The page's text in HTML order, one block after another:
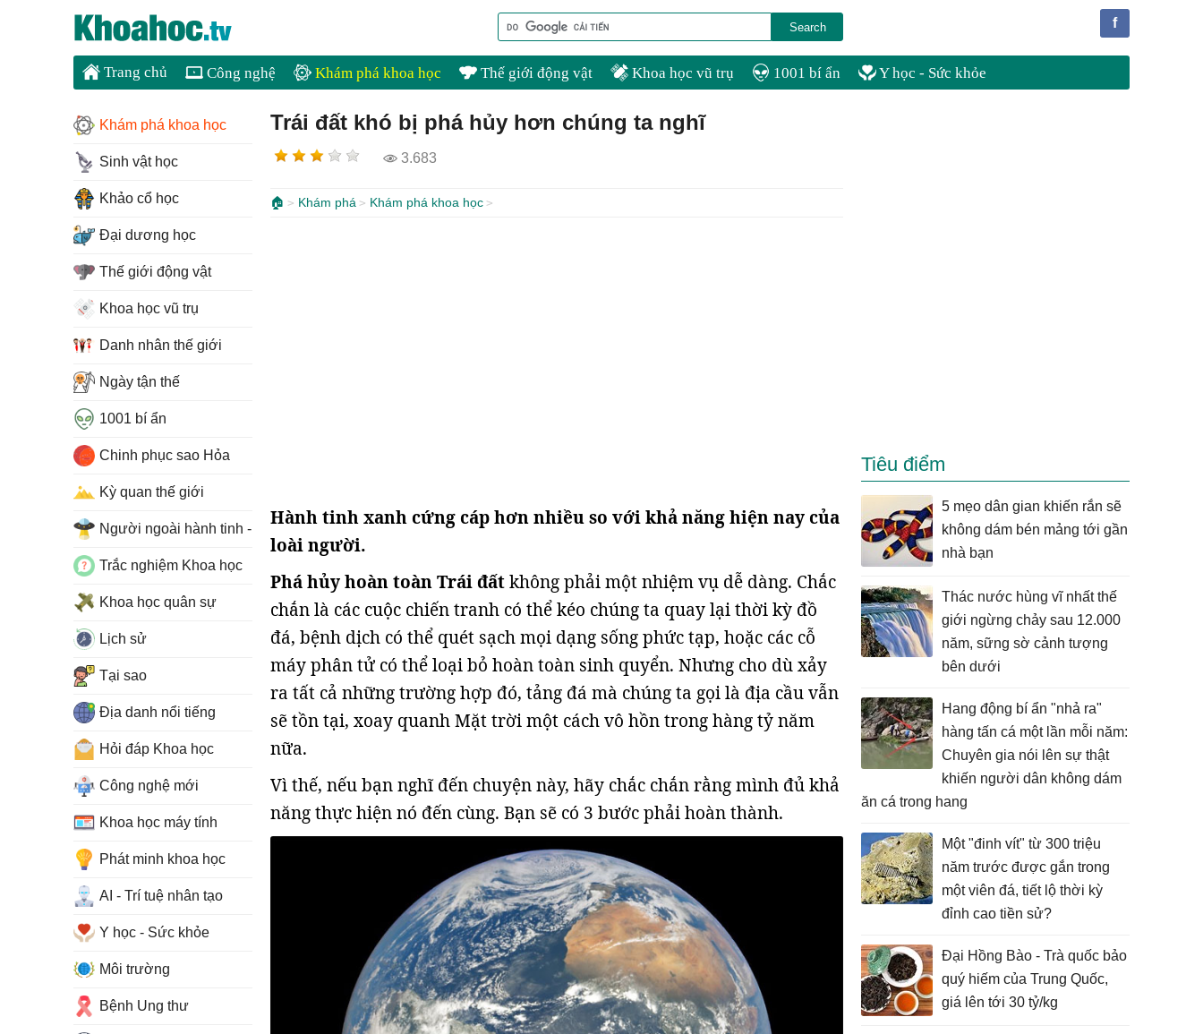
f
Trang chủ Công nghệ Khám phá khoa học Thế giới động vật Khoa học vũ trụ 1001 bí ẩn Y học - Sức khỏe
Trái đất khó bị phá hủy hơn chúng ta nghĩ
3.683
🏠 Khám phá Khám phá khoa học
Hành tinh xanh cứng cáp hơn nhiều so với khả năng hiện nay của
loài người.
Phá hủy hoàn toàn Trái đấtkhông phải một nhiệm vụ dễ dàng. Chắc
chắn là các cuộc chiến tranh có thể kéo chúng ta quay lại thời kỳ đồ
đá, bệnh dịch có thể quét sạch mọi dạng sống phức tạp, hoặc các cỗ
máy phân tử có thể loại bỏ hoàn toàn sinh quyển. Nhưng cho dù xảy
ra tất cả những trường hợp đó, tảng đá mà chúng ta gọi là địa cầu vẫn
sẽ tồn tại, xoay quanh Mặt trời một cách vô hồn trong hàng tỷ năm
nữa.
Vì thế, nếu bạn nghĩ đến chuyện này, hãy chắc chắn rằng mình đủ khả
năng thực hiện nó đến cùng. Bạn sẽ có 3 bước phải hoàn thành.
Tiêu điểm
5 mẹo dân gian khiến rắn sẽ
không dám bén mảng tới gần
nhà bạn
Thác nước hùng vĩ nhất thế
giới ngừng chảy sau 12.000
năm, sững sờ cảnh tượng
bên dưới
Hang động bí ẩn "nhả ra"
hàng tấn cá một lần mỗi năm:
Chuyên gia nói lên sự thật
khiến người dân không dám
ăn cá trong hang
Một "đinh vít" từ 300 triệu
năm trước được gắn trong
một viên đá, tiết lộ thời kỳ
đỉnh cao tiền sử?
Đại Hồng Bào - Trà quốc bảo
quý hiếm của Trung Quốc,
giá lên tới 30 tỷ/kg
Khám phá khoa học
Sinh vật học
Khảo cổ học
Đại dương học
Thế giới động vật
Khoa học vũ trụ
Danh nhân thế giới
Ngày tận thế
1001 bí ẩn
Chinh phục sao Hỏa
Kỳ quan thế giới
Người ngoài hành tinh - UFO
Trắc nghiệm Khoa học
Khoa học quân sự
Lịch sử
Tại sao
Địa danh nổi tiếng
Hỏi đáp Khoa học
Công nghệ mới
Khoa học máy tính
Phát minh khoa học
AI - Trí tuệ nhân tạo
Y học - Sức khỏe
Môi trường
Bệnh Ung thư